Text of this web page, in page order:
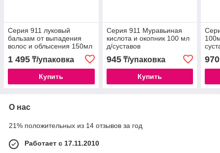
Серия 911 луковый
бальзам от выпадения
волос и облысения 150мл
1 495 ₸/упаковка
Купить
Серия 911 Муравьиная
кислота и окопник 100 мл
д/суставов
945₸/упаковка
Купить
970
О нас
21% положительных из 14 отзывов за год
Работает с 17.11.2010